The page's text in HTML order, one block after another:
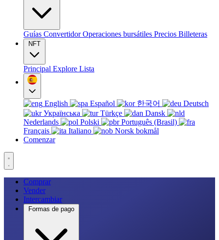
Guías ConvertidorOperaciones bursátiles Precios Billeteras
NFT
Principal Explore Lista
English Español 한국어
Deutsch
Українська
Türkçe
Dansk
Nederlands
Polski
Português (Brasil)
Français
Italiano
Norsk bokmål
Comenzar
Comprar
Vender
Intercambiar
Formas de pago